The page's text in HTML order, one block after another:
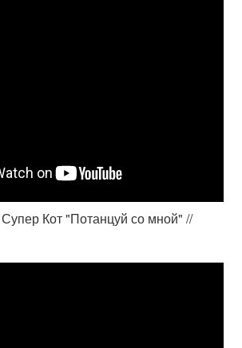
Кот "Потанцуй со мной" //